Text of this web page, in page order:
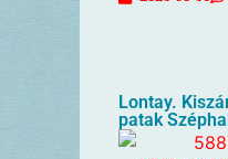
Lontay.
patak